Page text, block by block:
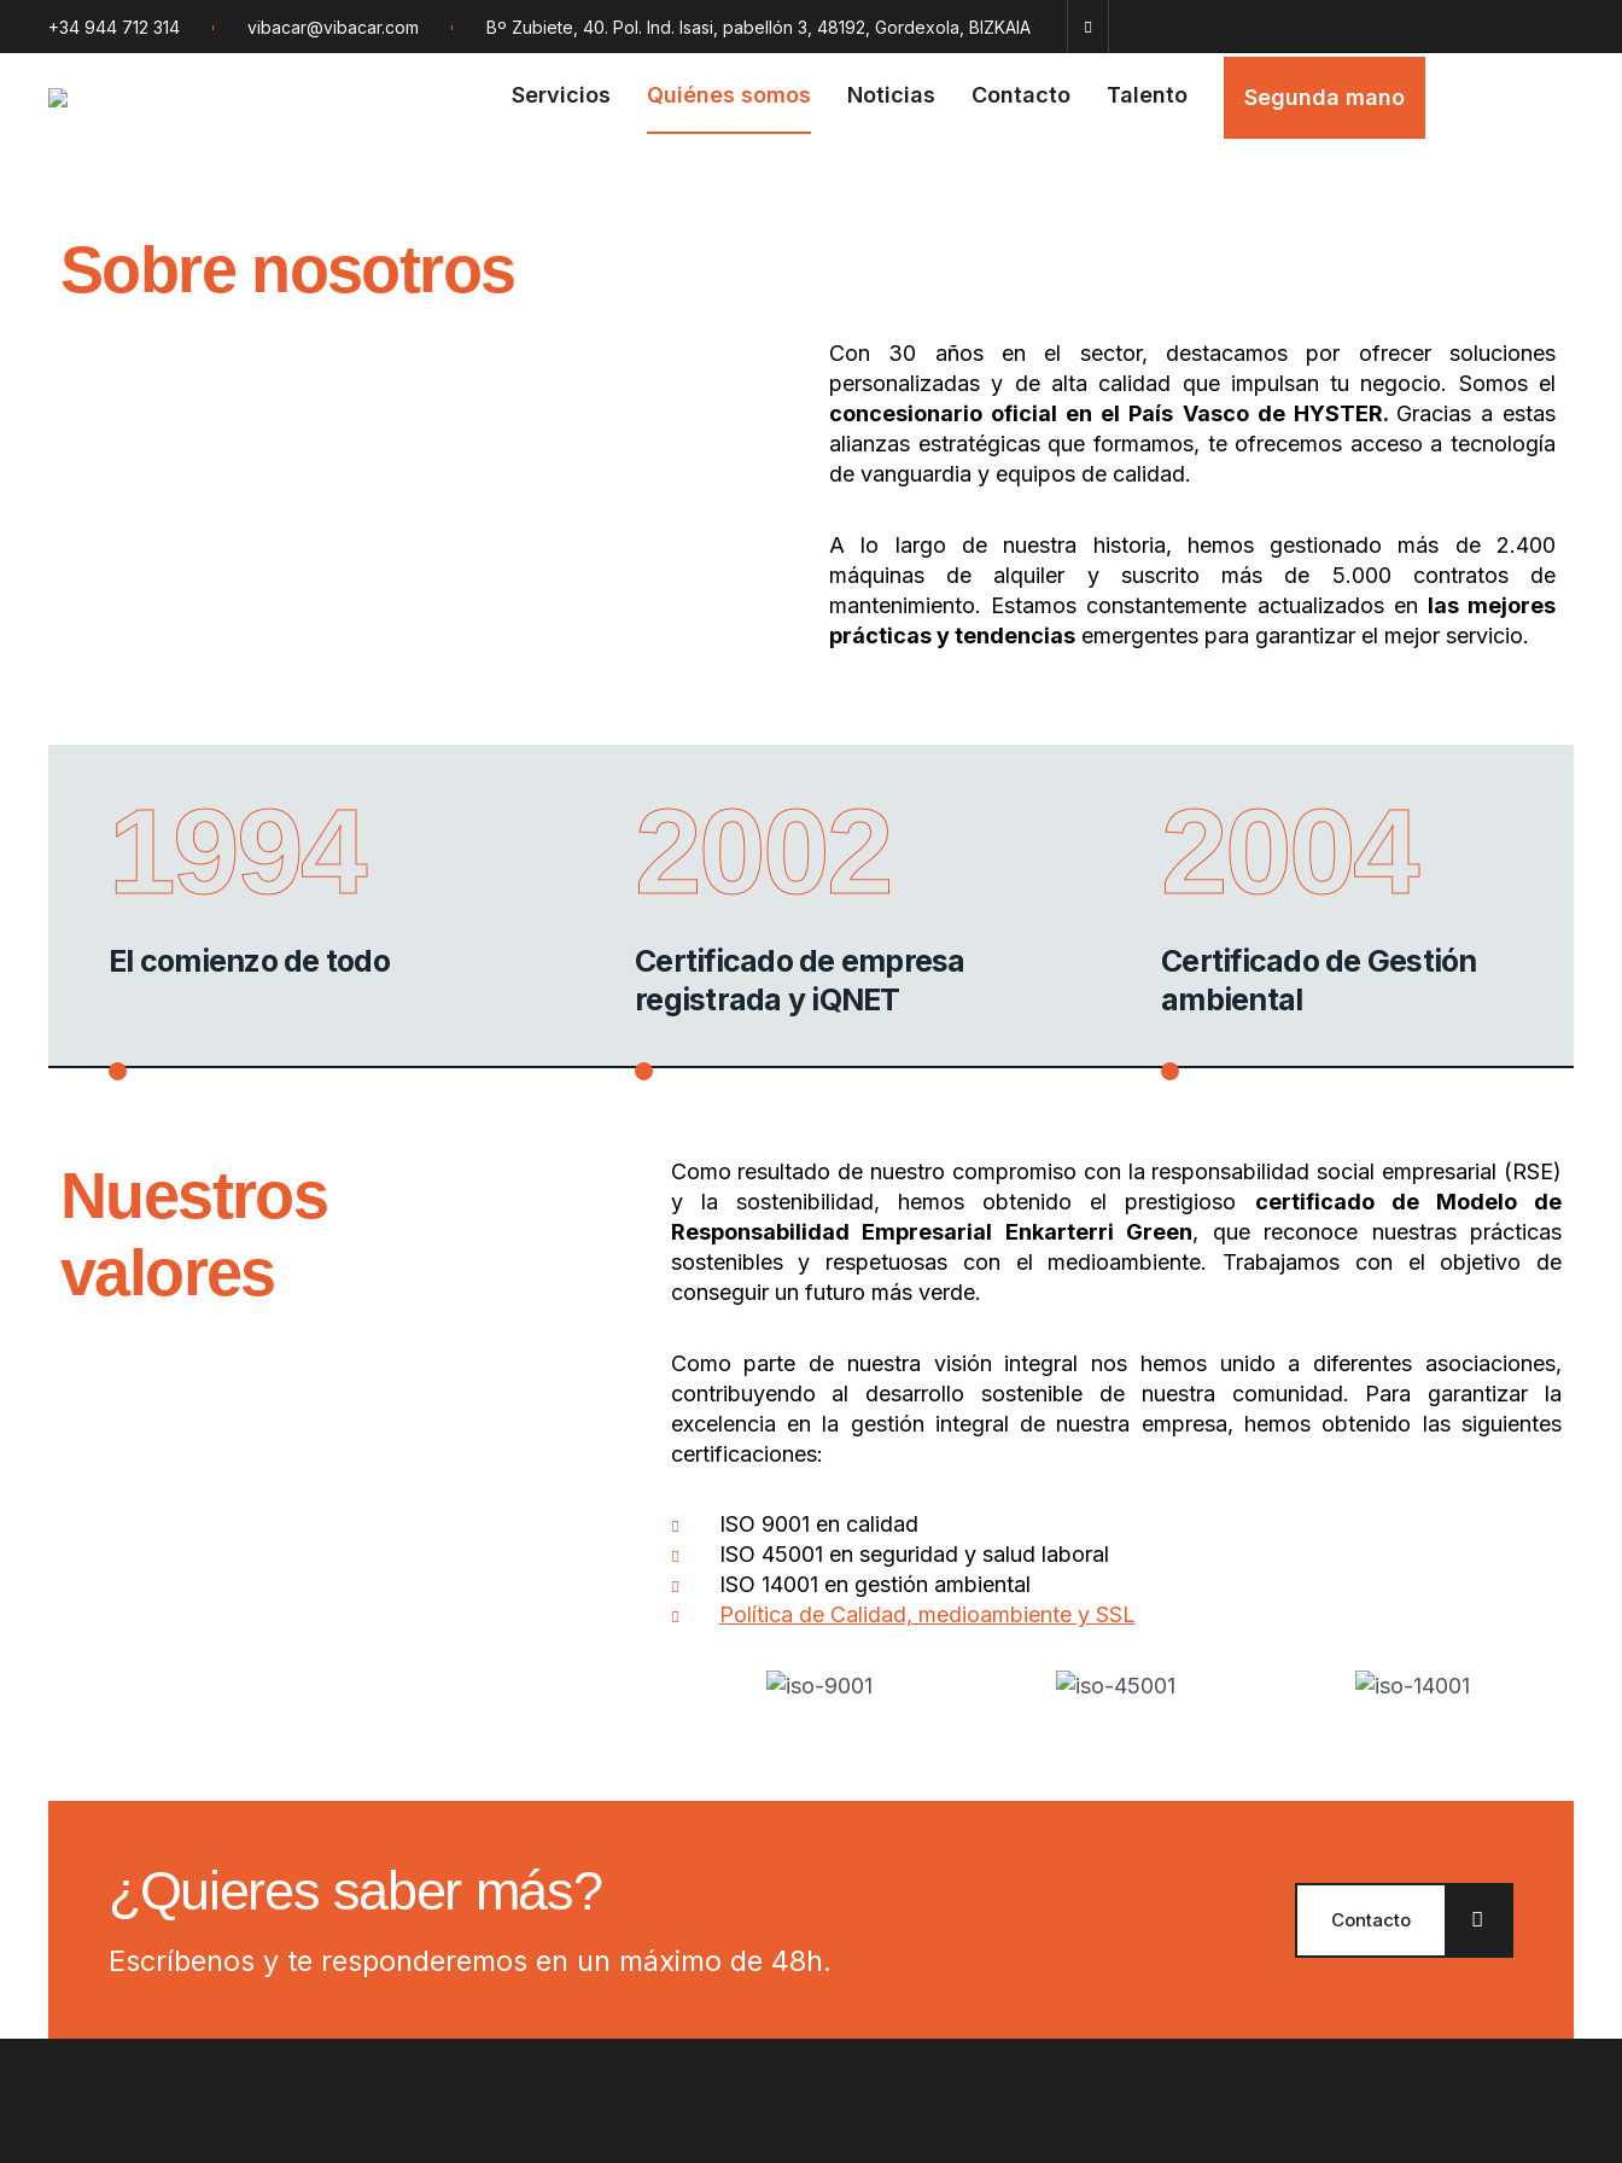
+34 944 712 314 vibacar@vibacar.com Bº Zubiete, 40. Pol. Ind. Isasi, pabellón 3, 48192, Gordexola, BIZKAIA
Servicios Quiénes somos Noticias Contacto Talento Segunda mano
Sobre nosotros
Con 30 años en el sector, destacamos por ofrecer soluciones
personalizadas y de alta calidad que impulsan tu negocio. Somos el
concesionario oficial en el País Vasco de HYSTER. Gracias a estas
alianzas estratégicas que formamos, te ofrecemos acceso a tecnología
de vanguardia y equipos de calidad.
A lo largo de nuestra historia, hemos gestionado más de 2.400
máquinas de alquiler y suscrito más de 5.000 contratos de
mantenimiento. Estamos constantemente actualizados en las mejores
prácticas y tendencias emergentes para garantizar el mejor servicio.
1994
El comienzo de todo
2002
Certificado de empresa
registrada y iQNET
2004
Certificado de Gestión
ambiental
Nuestros
valores
Como resultado de nuestro compromiso con la responsabilidad social empresarial (RSE)
y la sostenibilidad, hemos obtenido el prestigioso certificado de Modelo de
Responsabilidad Empresarial Enkarterri Green, que reconoce nuestras prácticas
sostenibles y respetuosas con el medioambiente. Trabajamos con el objetivo de
conseguir un futuro más verde.
Como parte de nuestra visión integral nos hemos unido a diferentes asociaciones,
contribuyendo al desarrollo sostenible de nuestra comunidad. Para garantizar la
excelencia en la gestión integral de nuestra empresa, hemos obtenido las siguientes
certificaciones:
ISO 9001 en calidad
ISO 45001 en seguridad y salud laboral
ISO 14001 en gestión ambiental
Política de Calidad, medioambiente y SSL
¿Quieres saber más?
Escríbenos y te responderemos en un máximo de 48h.
Contacto